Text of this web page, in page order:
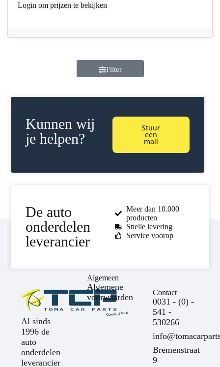
Login om prijzen te bekijken
Filter
Kunnen wij
je helpen?
Stuur
een
mail
De auto
onderdelen
leverancier
Meer dan 10.000
producten
Snelle levering
Service voorop
Al sinds
1996 de
auto
onderdelen
leverancier
Algemeen
Algemene
voorwaarden
Contact
0031 - (0) -
541 -
530266
Bremenstraat
9